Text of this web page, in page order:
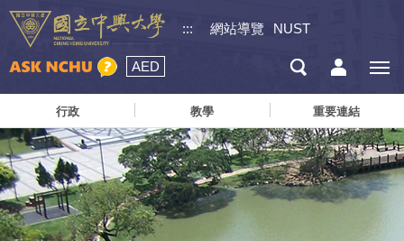
::: 網站導覽 NUST
AED
行政 教學 重要連結